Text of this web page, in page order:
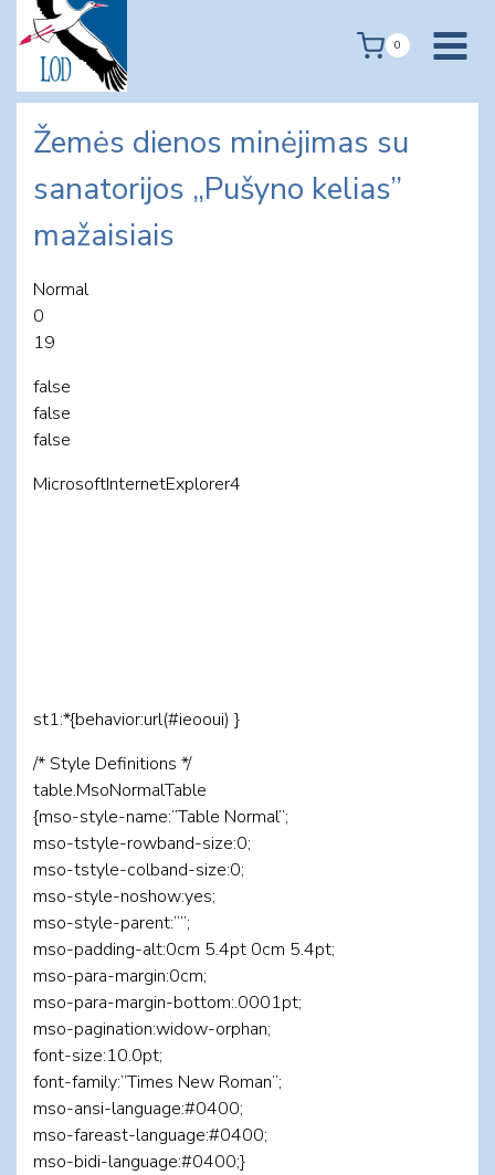
content
0
Žemės dienos minėjimas su
sanatorijos „Pušyno kelias”
mažaisiais
Normal
0
19
false
false
false
MicrosoftInternetExplorer4
st1:*{behavior:url(#ieooui) }
/* Style Definitions */
table.MsoNormalTable
{mso-style-name:”Table Normal”;
mso-tstyle-rowband-size:0;
mso-tstyle-colband-size:0;
mso-style-noshow:yes;
mso-style-parent:””;
mso-padding-alt:0cm 5.4pt 0cm 5.4pt;
mso-para-margin:0cm;
mso-para-margin-bottom:.0001pt;
mso-pagination:widow-orphan;
font-size:10.0pt;
font-family:”Times New Roman”;
mso-ansi-language:#0400;
mso-fareast-language:#0400;
mso-bidi-language:#0400;}